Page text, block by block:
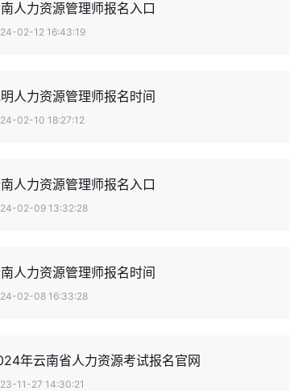
人力资源管理师报名入口
02-12 16:43:19
人力资源管理师报名时间
02-10 18:27:12
人力资源管理师报名入口
02-09 13:32:28
人力资源管理师报名时间
02-08 16:33:28
年云南省人力资源考试报名官网
11-27 14:30:21